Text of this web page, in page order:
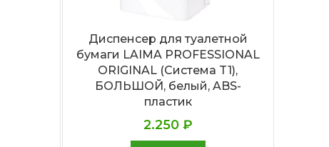
Диспенсер для туалетной
бумаги LAIMA PROFESSIONAL
ORIGINAL (Система T1),
БОЛЬШОЙ, белый, ABS-
пластик
2.250 ₽